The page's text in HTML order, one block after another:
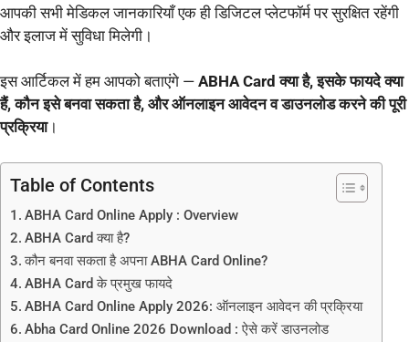
आपकी सभी मेडिकल जानकारियाँ एक ही डिजिटल प्लेटफॉर्म पर सुरक्षित रहेंगी
और इलाज में सुविधा मिलेगी।
इस आर्टिकल में हम आपको बताएंगे — ABHA Card क्या है, इसके फायदे क्या
हैं, कौन इसे बनवा सकता है, और ऑनलाइन आवेदन व डाउनलोड करने की पूरी
प्रक्रिया।
Table of Contents
ABHA Card Online Apply : Overview
ABHA Card क्या है?
कौन बनवा सकता है अपना ABHA Card Online?
ABHA Card के प्रमुख फायदे
ABHA Card Online Apply 2026: ऑनलाइन आवेदन की प्रक्रिया
Abha Card Online 2026 Download : ऐसे करें डाउनलोड